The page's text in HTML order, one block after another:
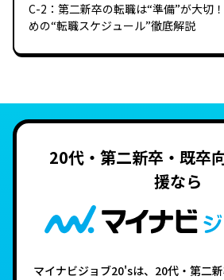
C-2：第二新卒の転職は“準備”が大切
めの“転職スケジュール”徹底解説
20代・第二新卒・既卒
援なら
マイナビジョブ20'sは、20代・第二